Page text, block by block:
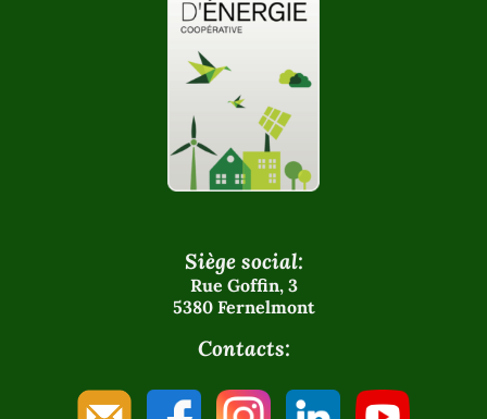
Siège social:
Rue Goffin, 3
5380 Fernelmont
Contacts: